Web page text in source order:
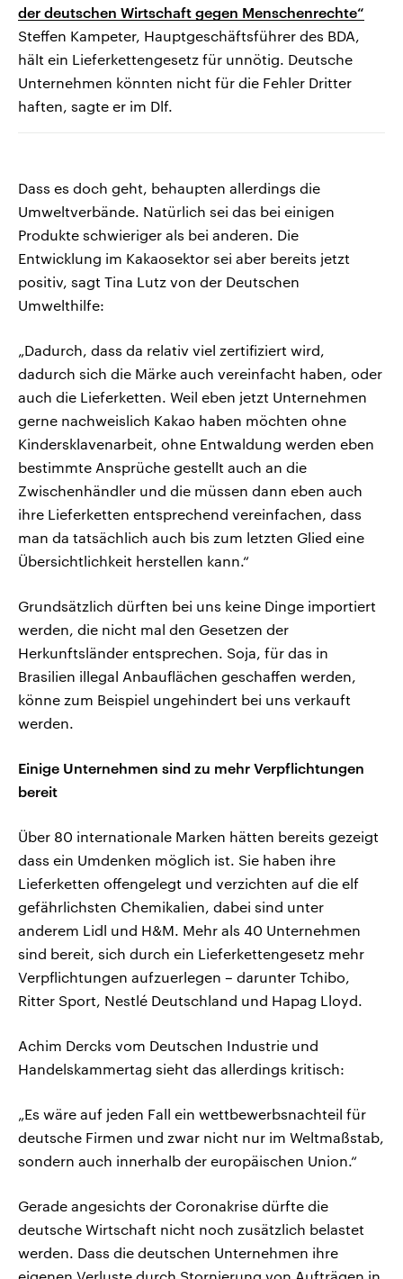
der deutschen Wirtschaft gegen Menschenrechte“
Steffen Kampeter, Hauptgeschäftsführer des BDA,
hält ein Lieferkettengesetz für unnötig. Deutsche
Unternehmen könnten nicht für die Fehler Dritter
haften, sagte er im Dlf.
Dass es doch geht, behaupten allerdings die
Umweltverbände. Natürlich sei das bei einigen
Produkte schwieriger als bei anderen. Die
Entwicklung im Kakaosektor sei aber bereits jetzt
positiv, sagt Tina Lutz von der Deutschen
Umwelthilfe:
„Dadurch, dass da relativ viel zertifiziert wird,
dadurch sich die Märke auch vereinfacht haben, oder
auch die Lieferketten. Weil eben jetzt Unternehmen
gerne nachweislich Kakao haben möchten ohne
Kindersklavenarbeit, ohne Entwaldung werden eben
bestimmte Ansprüche gestellt auch an die
Zwischenhändler und die müssen dann eben auch
ihre Lieferketten entsprechend vereinfachen, dass
man da tatsächlich auch bis zum letzten Glied eine
Übersichtlichkeit herstellen kann.“
Grundsätzlich dürften bei uns keine Dinge importiert
werden, die nicht mal den Gesetzen der
Herkunftsländer entsprechen. Soja, für das in
Brasilien illegal Anbauflächen geschaffen werden,
könne zum Beispiel ungehindert bei uns verkauft
werden.
Einige Unternehmen sind zu mehr Verpflichtungen
bereit
Über 80 internationale Marken hätten bereits gezeigt
dass ein Umdenken möglich ist. Sie haben ihre
Lieferketten offengelegt und verzichten auf die elf
gefährlichsten Chemikalien, dabei sind unter
anderem Lidl und H&M. Mehr als 40 Unternehmen
sind bereit, sich durch ein Lieferkettengesetz mehr
Verpflichtungen aufzuerlegen – darunter Tchibo,
Ritter Sport, Nestlé Deutschland und Hapag Lloyd.
Achim Dercks vom Deutschen Industrie und
Handelskammertag sieht das allerdings kritisch:
„Es wäre auf jeden Fall ein wettbewerbsnachteil für
deutsche Firmen und zwar nicht nur im Weltmaßstab,
sondern auch innerhalb der europäischen Union.“
Gerade angesichts der Coronakrise dürfte die
deutsche Wirtschaft nicht noch zusätzlich belastet
werden. Dass die deutschen Unternehmen ihre